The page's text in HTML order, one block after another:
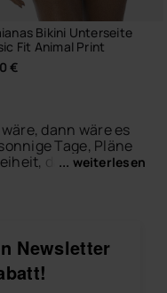
Bikini Unterseite
Fit Animal Print
€
dann wäre es
Tage, Pläne
das entsteht,
Pläne und
sich leicht mit
... weiterlesen
Newsletter